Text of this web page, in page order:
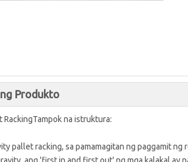
Produkto
RackingTampok na istruktura:
pallet racking, sa pamamagitan ng paggamit